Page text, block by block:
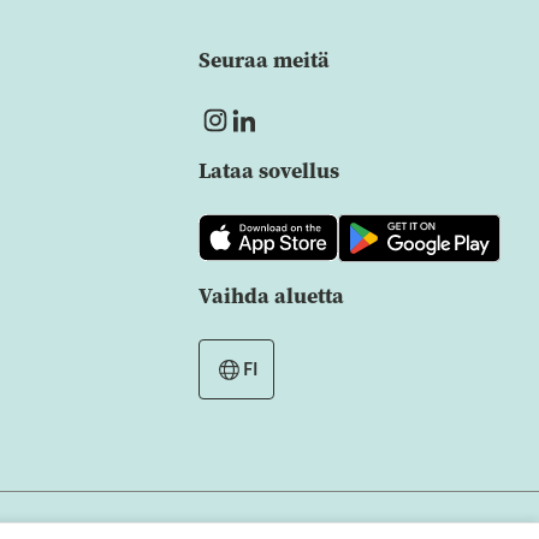
Seuraa meitä
Lataa sovellus
Vaihda aluetta
FI